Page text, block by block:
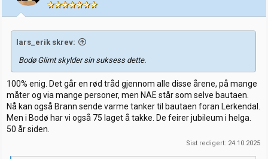
lars_erik skrev:
Bodø Glimt skylder sin suksess dette.
100% enig. Det går en rød tråd gjennom alle disse årene, på mange
måter og via mange personer, men NAE står som selve bautaen.
Nå kan også Brann sende varme tanker til bautaen foran Lerkendal.
Men i Bodø har vi også 75 laget å takke. De feirer jubileum i helga.
50 år siden.
Sist redigert: 24.10.2025